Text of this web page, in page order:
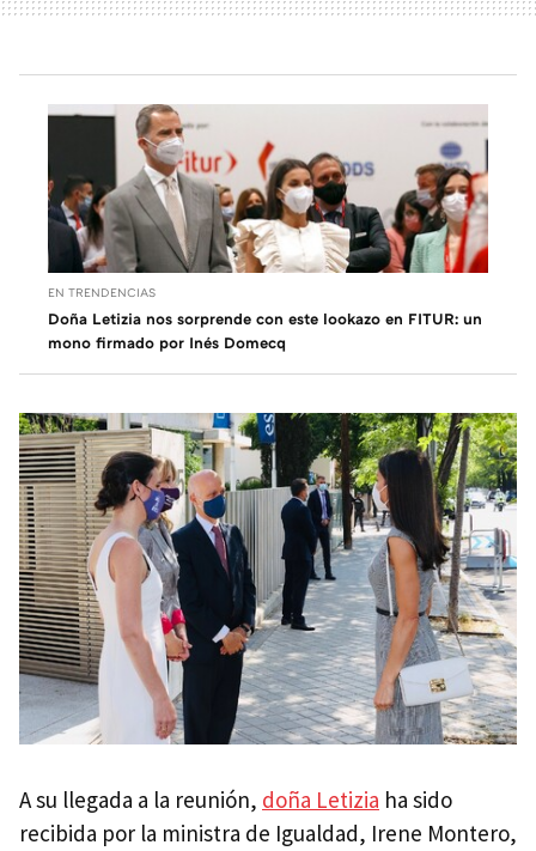
EN TRENDENCIAS
Doña Letizia nos sorprende con este lookazo en FITUR: un
mono firmado por Inés Domecq
A su llegada a la reunión, doña Letizia ha sido
recibida por la ministra de Igualdad, Irene Montero,